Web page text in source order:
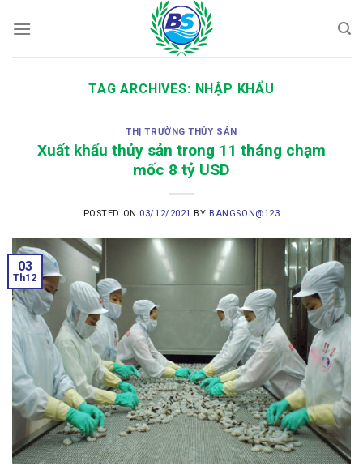
TAG ARCHIVES: NHẬP KHẨU
THỊ TRƯỜNG THỦY SẢN
Xuất khẩu thủy sản trong 11 tháng chạm
mốc 8 tỷ USD
POSTED ON 03/12/2021 BY BANGSON@123
03
Th12